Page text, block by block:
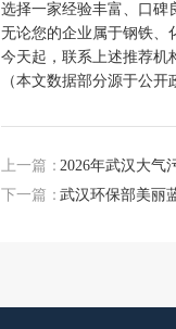
选择一家经验丰富、口碑
无论您的企业属于钢铁、
今天起，联系上述推荐机
（本文数据部分源于公
上一篇：2026年武汉大气
下一篇：武汉环保部美丽